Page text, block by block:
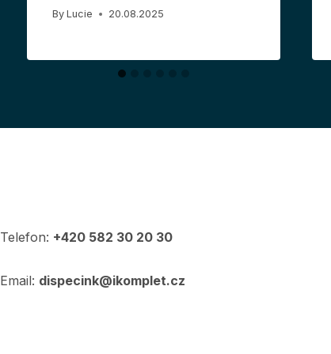
By Lucie 20.08.2025
Telefon: +420 582 30 20 30
Email: dispecink@ikomplet.cz